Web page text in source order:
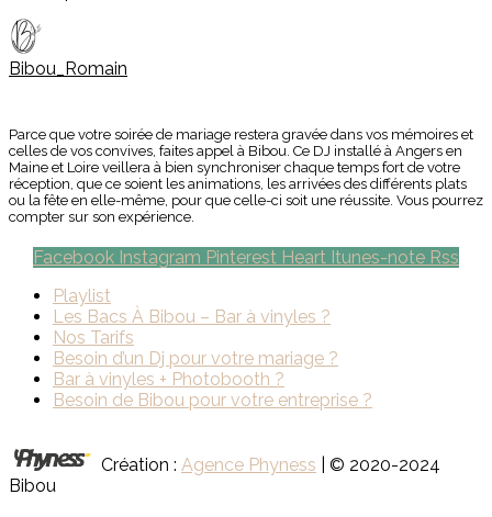
Bibou_Romain
Parce que votre soirée de mariage restera gravée dans vos mémoires et
celles de vos convives, faites appel à Bibou. Ce DJ installé à Angers en
Maine et Loire veillera à bien synchroniser chaque temps fort de votre
réception, que ce soient les animations, les arrivées des différents plats
ou la fête en elle-même, pour que celle-ci soit une réussite. Vous pourrez
compter sur son expérience.
Facebook Instagram Pinterest Heart Itunes-note Rss
Playlist
Les Bacs À Bibou – Bar à vinyles ?
Nos Tarifs
Besoin d’un Dj pour votre mariage ?
Bar à vinyles + Photobooth ?
Besoin de Bibou pour votre entreprise ?
Création : Agence Phyness | © 2020-2024
Bibou